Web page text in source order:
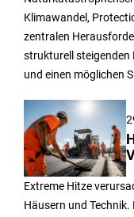
Klimawandel,
zentralen
strukturell steigenden
und einen möglichen
Extreme Hitze
Häusern und